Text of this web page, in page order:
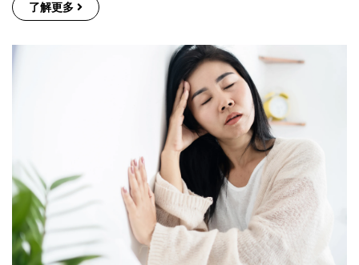
了解更多